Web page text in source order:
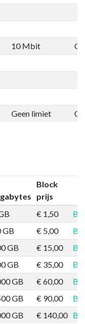
10 Mbit
Geen limiet
Block
prijs
€ 1,50
GB
€ 5,00
GB
€ 15,00
GB
€ 35,00
GB
€ 60,00
GB
€ 90,00
GB
€ 140,00